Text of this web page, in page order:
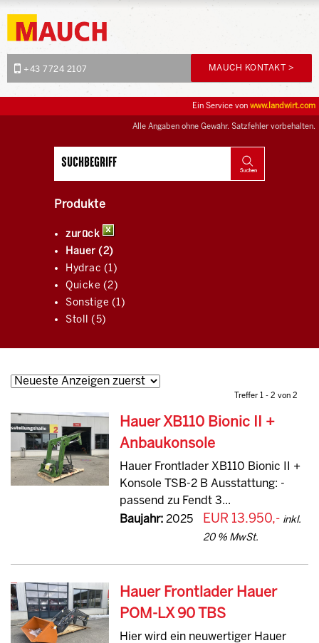
+43 7724 2107 MAUCH KONTAKT >
Alle Angaben ohne Gewähr. Satzfehler vorbehalten.
Ein Service von www.landwirt.com
Produkte
zurück
Hauer (2)
Hydrac (1)
Quicke (2)
Sonstige (1)
Stoll (5)
Treffer 1 - 2 von 2
Hauer XB110 Bionic II +
Anbaukonsole
Hauer Frontlader XB110 Bionic II +
Konsole TSB-2 B Ausstattung: -
passend zu Fendt 3...
Baujahr:2025 EUR 13.950,- inkl.
20 % MwSt.
Hauer Frontlader Hauer
POM-LX 90 TBS
Hier wird ein neuwertiger Hauer